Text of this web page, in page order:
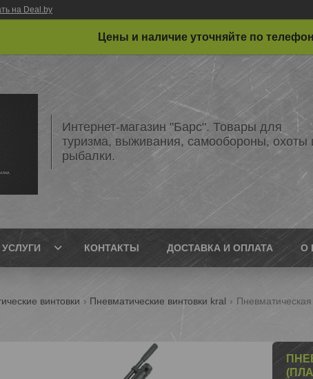
на Deal.by
Цены и наличие уточняйте по
Интернет-магазин "Барс". Товары для
туризма, выживания, самообороны, охоты
рыбалки.
КОНТАКТЫ ДОСТАВКА И ОПЛАТА О
винтовки Пневматические винтовки kral